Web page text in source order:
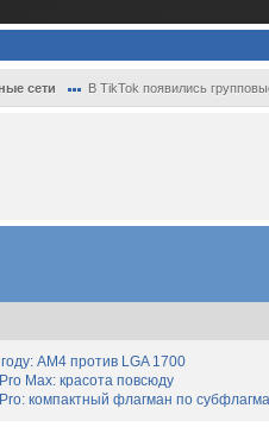
сети В TikTok появились
AM4 против LGA 1700
Max: красота повсюду
компактный флагман по